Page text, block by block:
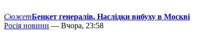
СюжетБенкет генералів. Наслідки вибуху в Москві
Росія новини — Вчора, 23:58